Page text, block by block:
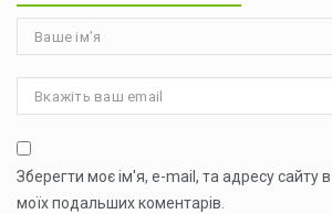
Зберегти моє ім'я, e-mail, та адресу сайту
моїх подальших коментарів.